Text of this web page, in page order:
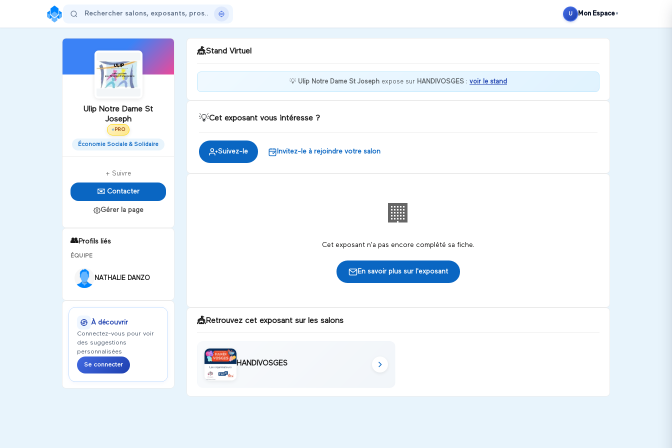
U Mon Espace ▼
Ulip Notre Dame St
Joseph
⭐ PRO
Économie Sociale & Solidaire
+ Suivre
✉️ Contacter
Gérer la page
👥Profils liés
ÉQUIPE
NATHALIE DANZO
À découvrir
Connectez-vous pour voir
des suggestions
personnalisées
Se connecter
🎪Stand Virtuel
💡 Ulip Notre Dame St Joseph expose sur HANDIVOSGES : voir le stand
💡Cet exposant vous intéresse ?
Suivez-le Invitez-le à rejoindre votre salon
🏢
Cet exposant n'a pas encore complété sa fiche.
En savoir plus sur l'exposant
🎪Retrouvez cet exposant sur les salons
HANDIVOSGES